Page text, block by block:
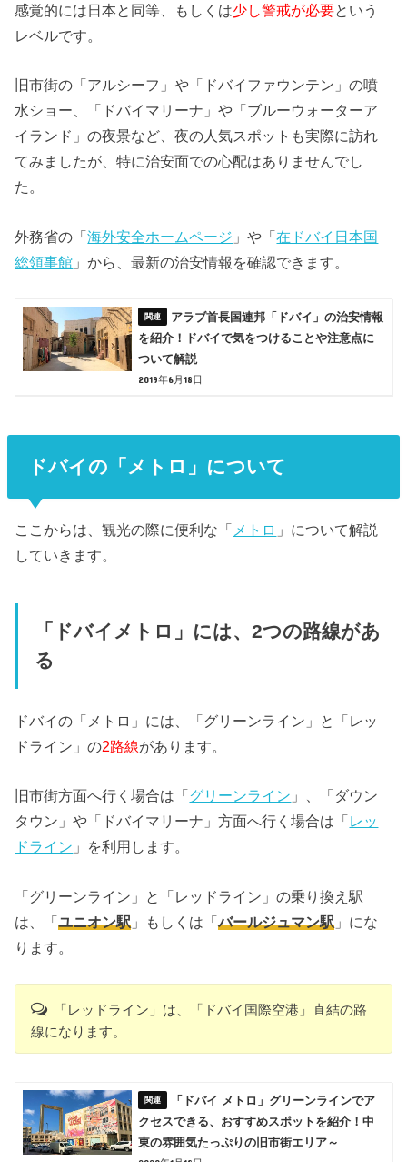
感覚的には日本と同等、もしくは少し警戒が必要という
レベルです。
旧市街の「アルシーフ」や「ドバイファウンテン」の噴
水ショー、「ドバイマリーナ」や「ブルーウォーターア
イランド」の夜景など、夜の人気スポットも実際に訪れ
てみましたが、特に治安面での心配はありませんでし
た。
外務省の「海外安全ホームページ 」や「在ドバイ日本国
総領事館 」から、最新の治安情報を確認できます。
アラブ首長国連邦「ドバイ」の治安情報
を紹介！ドバイで気をつけることや注意点に
ついて解説
2019年6月18日
ドバイの「メトロ」について
ここからは、観光の際に便利な「 メトロ 」について解説
していきます。
「ドバイメトロ」には、2つの路線があ
る
ドバイの「メトロ」には、「グリーンライン」と「レッ
ドライン」の2路線があります。
旧市街方面へ行く場合は「 グリーンライン 」、「ダウン
タウン」や「ドバイマリーナ」方面へ行く場合は「 レッ
ドライン 」を利用します。
「グリーンライン」と「レッドライン」の乗り換え駅
は、「ユニオン駅 」もしくは「バールジュマン駅 」にな
ります。
「レッドライン」は、「ドバイ国際空港」直結の路
線になります。
「ドバイ メトロ」グリーンラインでア
クセスできる、おすすめスポットを紹介！中
東の雰囲気たっぷりの旧市街エリア～